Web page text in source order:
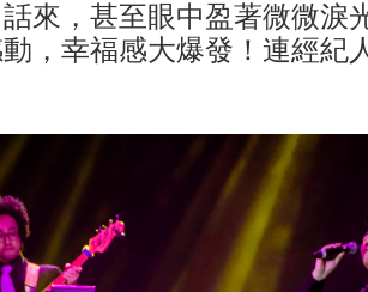
來，甚至眼中盈著微微淚
，幸福感大爆發！連經紀